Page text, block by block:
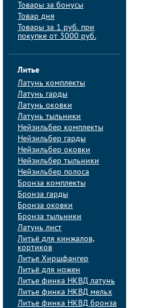
Товары за бонусы
Товар дня
Товары за 1 руб. при
покупке от 3000 руб.
Литье
Латунь комплекты
Латунь гарды
Латунь оковки
Латунь тыльники
Нейзильбер комплекты
Нейзильбер гарды
Нейзильбер оковки
Нейзильбер тыльники
Нейзильбер полоса
Бронза комплекты
Бронза гарды
Бронза оковки
Бронза тыльники
Латунь лист
Литьё для кинжалов,
кортиков
Литье Хиршфангер
Литьё для ножен
Литье финка НКВД латунь
Литье финка НКВД мельх
Литье финка НКВД бронза